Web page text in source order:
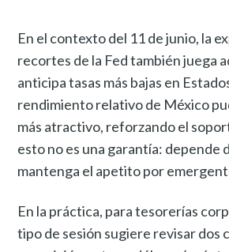
En el contexto del 11 de junio, la
recortes de la Fed también juega
anticipa tasas más bajas en
rendimiento relativo de México
más atractivo, reforzando el
esto no es una garantía: depende
mantenga el apetito por
En la práctica, para tesorerías
tipo de sesión sugiere revisar dos